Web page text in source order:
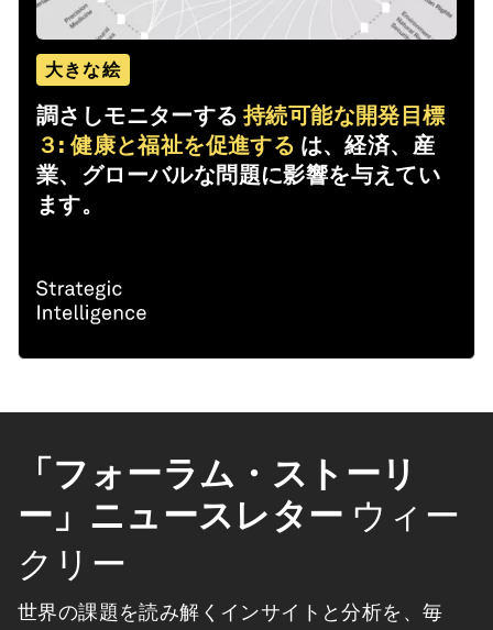
大きな絵
調さしモニターする 持続可能な開発目標
３: 健康と福祉を促進する は、経済、産
業、グローバルな問題に影響を与えてい
ます。
「フォーラム・ストーリ
ー」ニュースレター ウィー
クリー
世界の課題を読み解くインサイトと分析を、毎